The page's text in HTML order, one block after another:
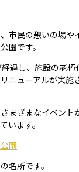
市民の憩いの場や
園です。
過し、施設の老
ニューアルが実施
まざまなイベント
います。
園
名所です。